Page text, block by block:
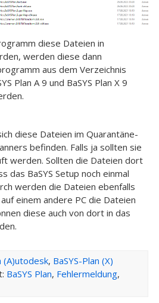
diese Dateien in
werden diese dann
aus dem Verzeichnis
Plan A 9 und BaSYS Plan X 9
diese Dateien im Quarantäne-
befinden. Falls ja sollten sie
werden. Sollten die Dateien dort
das BaSYS Setup noch einmal
werden die Dateien ebenfalls
einem andere PC die Dateien
diese auch von dort in das
(A)utodesk, BaSYS-Plan (X)
BaSYS Plan, Fehlermeldung,